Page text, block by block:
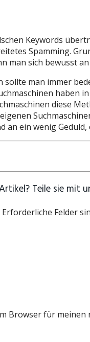
Keywords
Spamming.
man sich bewusst
sollte man immer
haben
diese
an ein wenig
Teile sie mit
Felder
Browser für